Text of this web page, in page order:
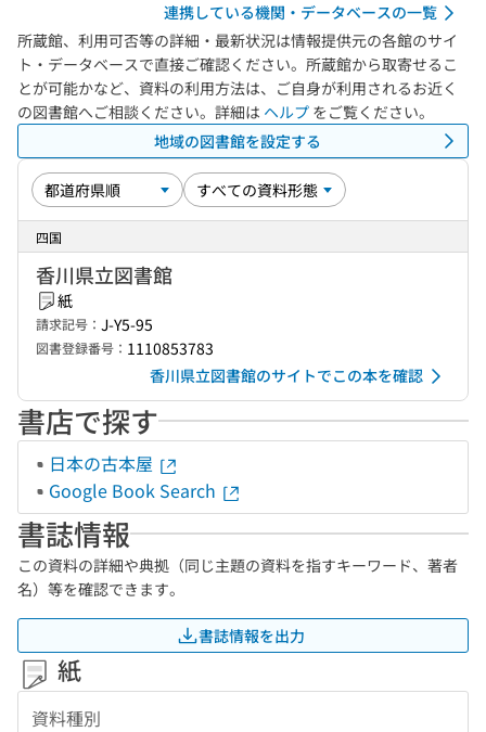
連携している機関・データベースの一覧
所蔵館、利用可否等の詳細・最新状況は情報提供元の各館のサイ
ト・データベースで直接ご確認ください。所蔵館から取寄せるこ
とが可能かなど、資料の利用方法は、ご自身が利用されるお近く
の図書館へご相談ください。詳細は ヘルプ をご覧ください。
地域の図書館を設定する
四国
香川県立図書館
紙
請求記号： J-Y5-95
図書登録番号： 1110853783
香川県立図書館のサイトでこの本を確認
書店で探す
日本の古本屋
Google Book Search
書誌情報
この資料の詳細や典拠（同じ主題の資料を指すキーワード、著者
名）等を確認できます。
書誌情報を出力
紙
資料種別